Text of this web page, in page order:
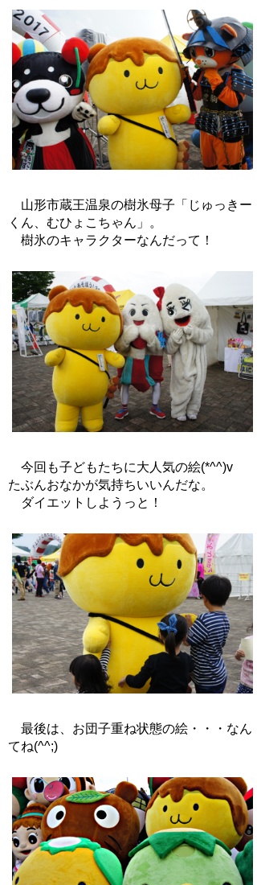
山形市蔵王温泉の樹氷母子「じゅっきー
くん、むひょこちゃん」。
樹氷のキャラクターなんだって！
今回も子どもたちに大人気の絵(*^^)v
たぶんおなかが気持ちいいんだな。
ダイエットしようっと！
最後は、お団子重ね状態の絵・・・なん
てね(^^;)